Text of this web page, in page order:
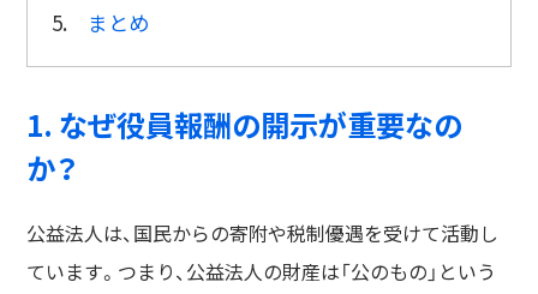
5. まとめ
1. なぜ役員報酬の開示が重要なの
か？
公益法人は、国民からの寄附や税制優遇を受けて活動し
ています。つまり、公益法人の財産は「公のもの」という